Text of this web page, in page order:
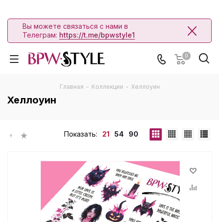
Вы можете связаться с нами в
Телеграм: https://t.me/bpwstyle1
0
Главная - Коллекции - Хеллоуин
Хеллоуин
Показать: 21 54 90